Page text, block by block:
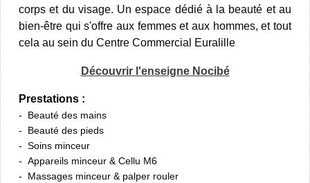
corps et du visage. Un espace dédié à la beauté et au
bien-être qui s'offre aux femmes et aux hommes, et tout
cela au sein du Centre Commercial Euralille
Découvrir l'enseigne Nocibé
Prestations :
Beauté des mains
Beauté des pieds
Soins minceur
Appareils minceur & Cellu M6
Massages minceur & palper rouler